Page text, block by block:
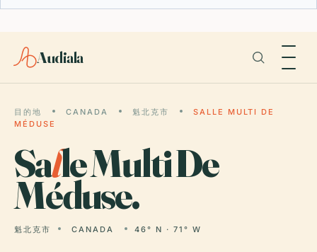
Audiala
目的地 CANADA 魁北克市
SALLE MULTI DE
MÉDUSE
Salle Multi De
Méduse.
魁北克市 CANADA 46° N · 71° W